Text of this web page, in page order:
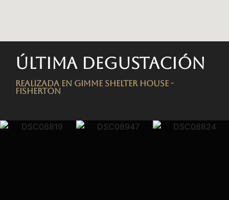
Última degustación
Realizada en Gimme Shelter House -
FISHERTON